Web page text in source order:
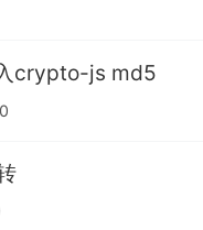
crypto-js md5